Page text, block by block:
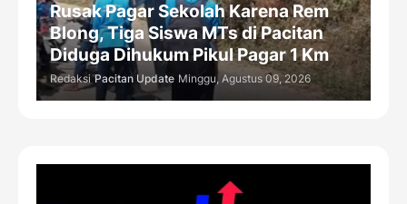
Rusak Pagar Sekolah Karena Rem
Blong, Tiga Siswa MTs di Pacitan
Diduga Dihukum Pikul Pagar 1 Km
Redaksi Pacitan Update Minggu, Agustus 09, 2026